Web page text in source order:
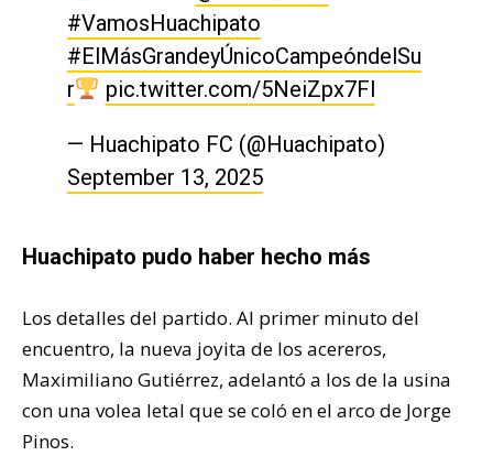
#VamosHuachipato
#ElMásGrandeyÚnicoCampeóndelSu
r
pic.twitter.com/5NeiZpx7Fl
— Huachipato FC (@Huachipato)
September 13, 2025
Huachipato pudo haber hecho más
Los detalles del partido. Al primer minuto del
encuentro, la nueva joyita de los acereros,
Maximiliano Gutiérrez, adelantó a los de la usina
con una volea letal que se coló en el arco de Jorge
Pinos.